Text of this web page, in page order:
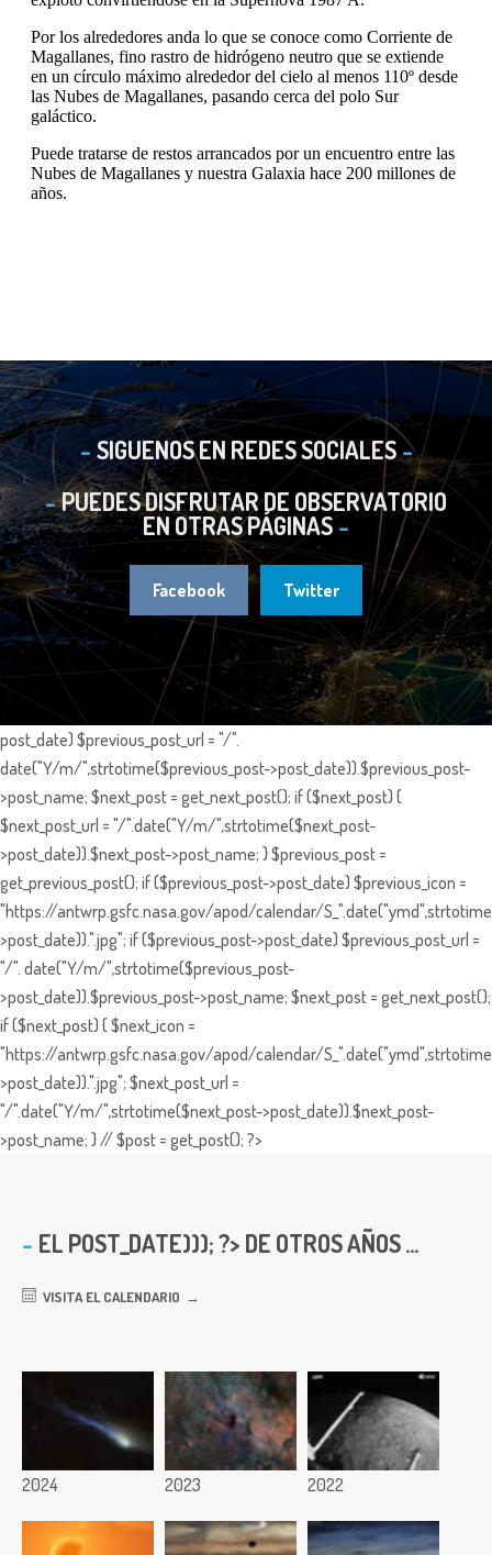
SIGUENOS EN REDES SOCIALES
PUEDES DISFRUTAR DE OBSERVATORIO
EN OTRAS PÁGINAS
Facebook Twitter
post_date) $previous_post_url = "/".
date("Y/m/",strtotime($previous_post->post_date)).$previous_post-
>post_name; $next_post = get_next_post(); if ($next_post) {
$next_post_url = "/".date("Y/m/",strtotime($next_post-
>post_date)).$next_post->post_name; } $previous_post =
get_previous_post(); if ($previous_post->post_date) $previous_icon =
"https://antwrp.gsfc.nasa.gov/apod/calendar/
>post_date)).".jpg"; if ($previous_post->post_date) $previous_post_url =
"/". date("Y/m/",strtotime($previous_post-
>post_date)).$previous_post->post_name; $next_post = get_next_post();
if ($next_post) { $next_icon =
"https://antwrp.gsfc.nasa.gov/apod/calendar/
>post_date)).".jpg"; $next_post_url =
"/".date("Y/m/",strtotime($next_post->post_date)).$next_post-
>post_name; } // $post = get_post(); ?>
EL POST_DATE))); ?> DE OTROS AÑOS ...
VISITA EL CALENDARIO
2024 2023 2022